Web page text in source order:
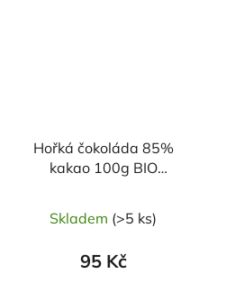
Hořká čokoláda 85%
kakao 100g BIO
Skladem (>5 ks)
95 Kč